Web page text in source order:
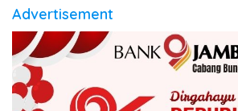
Advertisement